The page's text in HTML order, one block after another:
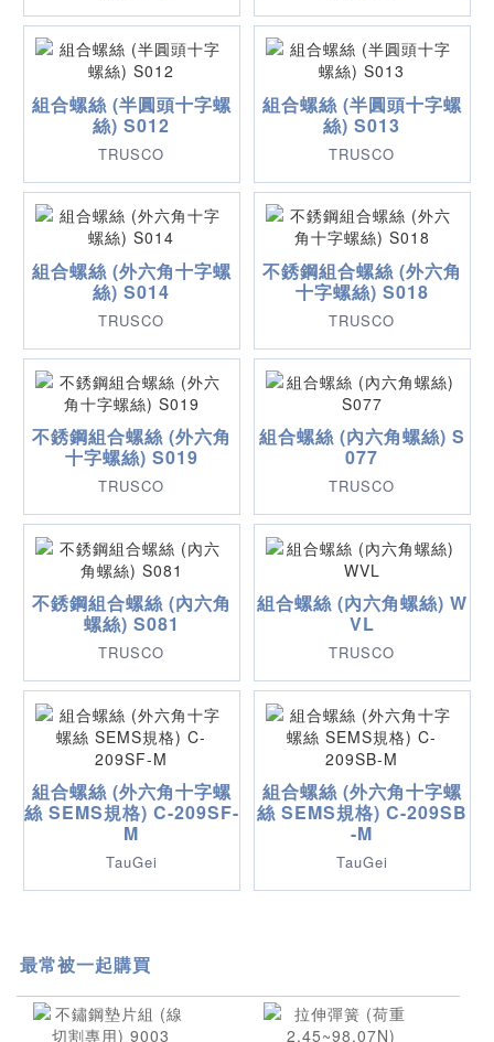
組合螺絲 (半圓頭十字螺
絲) S012
TRUSCO
組合螺絲 (半圓頭十字螺
絲) S013
TRUSCO
組合螺絲 (外六角十字螺
絲) S014
TRUSCO
不銹鋼組合螺絲 (外六角
十字螺絲) S018
TRUSCO
不銹鋼組合螺絲 (外六角
十字螺絲) S019
TRUSCO
組合螺絲 (內六角螺絲) S
077
TRUSCO
不銹鋼組合螺絲 (內六角
螺絲) S081
TRUSCO
組合螺絲 (內六角螺絲) W
VL
TRUSCO
組合螺絲 (外六角十字螺
絲 SEMS規格) C-209SF-
M
TauGei
組合螺絲 (外六角十字螺
絲 SEMS規格) C-209SB
-M
TauGei
最常被一起購買